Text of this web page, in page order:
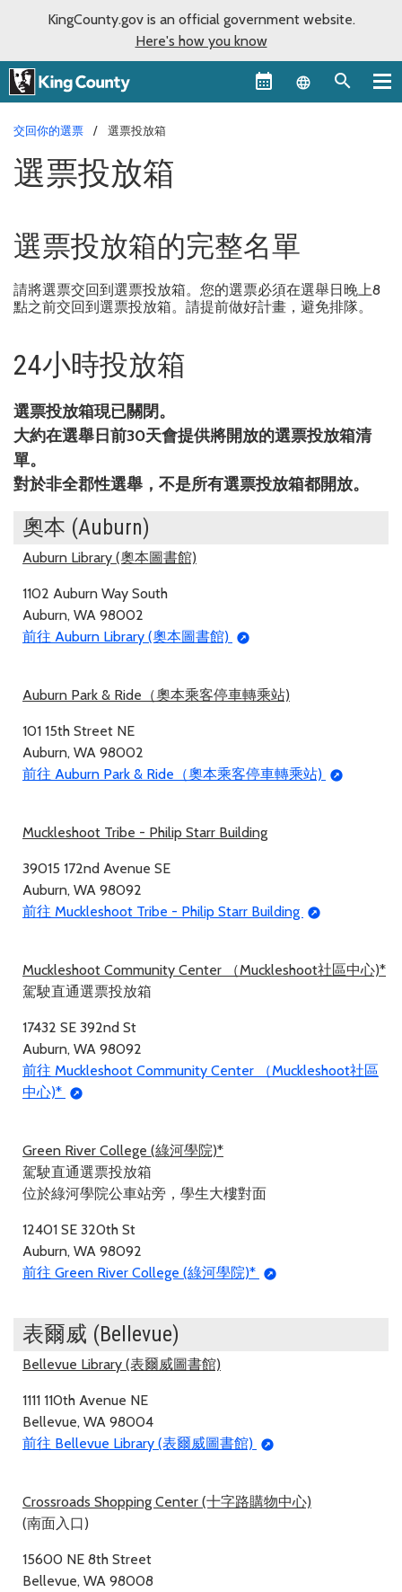
KingCounty.gov is an official government website.
Here's how you know
Language
交回你的選票 選票投放箱
選票投放箱
選票投放箱的完整名單
請將選票交回到選票投放箱。您的選票必須在選舉日晚上8
點之前交回到選票投放箱。請提前做好計畫，避免排隊。
24小時投放箱
選票投放箱現已關閉。
大約在選舉日前30天會提供將開放的選票投放箱清
單。
對於非全郡性選舉，不是所有選票投放箱都開放。
奧本 (Auburn)
Auburn Library (奧本圖書館)
1102 Auburn Way South
Auburn, WA 98002
前往 Auburn Library (奧本圖書館)
Auburn Park & Ride（奧本乘客停車轉乘站)
101 15th Street NE
Auburn, WA 98002
前往 Auburn Park & Ride（奧本乘客停車轉乘站)
Muckleshoot Tribe - Philip Starr Building
39015 172nd Avenue SE
Auburn, WA 98092
前往 Muckleshoot Tribe - Philip Starr Building
Muckleshoot Community Center （Muckleshoot社區中心)*
駕駛直通選票投放箱
17432 SE 392nd St
Auburn, WA 98092
前往 Muckleshoot Community Center （Muckleshoot社區
中心)*
Green River College (綠河學院)*
駕駛直通選票投放箱
位於綠河學院公車站旁，學生大樓對面
12401 SE 320th St
Auburn, WA 98092
前往 Green River College (綠河學院)*
表爾威 (Bellevue)
Bellevue Library (表爾威圖書館)
1111 110th Avenue NE
Bellevue, WA 98004
前往 Bellevue Library (表爾威圖書館)
Crossroads Shopping Center (十字路購物中心)
(南面入口)
15600 NE 8th Street
Bellevue, WA 98008